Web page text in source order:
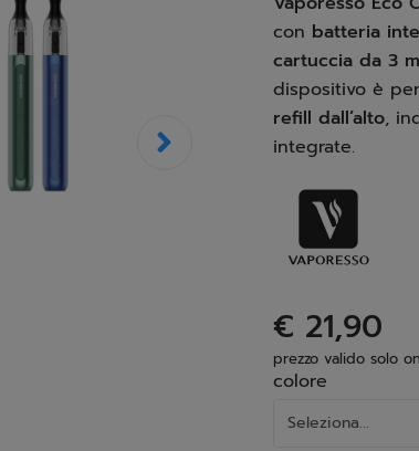
con batteria
cartuccia da 3
dispositivo è
refill dall’alto,
integrate.
€ 21,90
prezzo valido solo
colore